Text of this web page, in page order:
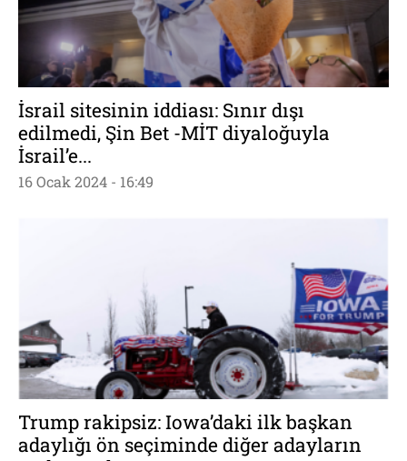
İsrail sitesinin iddiası: Sınır dışı
edilmedi, Şin Bet -MİT diyaloğuyla
İsrail’e...
16 Ocak 2024 - 16:49
Trump rakipsiz: Iowa’daki ilk başkan
adaylığı ön seçiminde diğer adayların